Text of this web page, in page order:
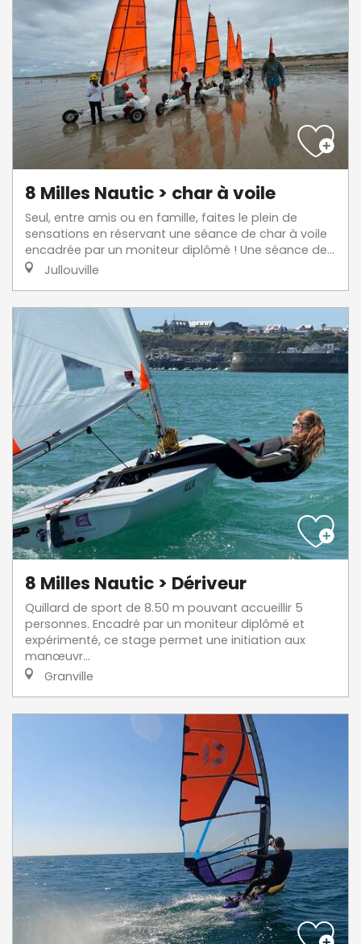
8 Milles Nautic > char à voile
Seul, entre amis ou en famille, faites le plein de
sensations en réservant une séance de char à voile
encadrée par un moniteur diplômé ! Une séance de...
Jullouville
8 Milles Nautic > Dériveur
Quillard de sport de 8.50 m pouvant accueillir 5
personnes. Encadré par un moniteur diplômé et
expérimenté, ce stage permet une initiation aux
manœuvr...
Granville